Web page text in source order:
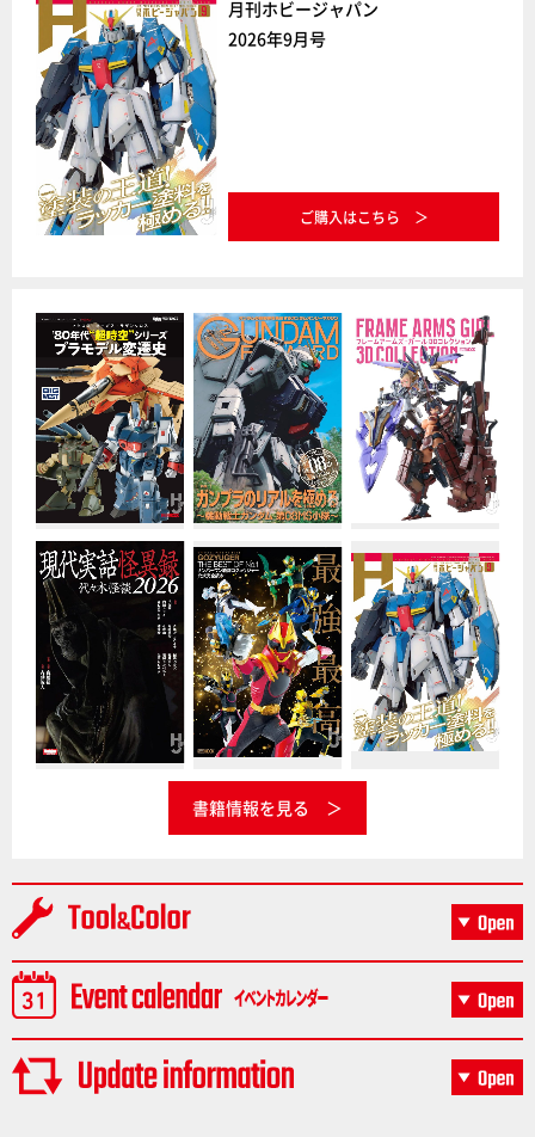
月刊ホビージャパン
2026年9月号
ご購入はこちら
書籍情報を見る